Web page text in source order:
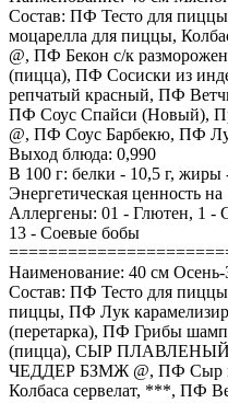
Состав: ПФ Тесто для
моцарелла для пиццы,
@, ПФ Бекон с/к
(пицца), ПФ Сосиски из
репчатый красный, ПФ
ПФ Соус Спайси (Новый),
@, ПФ Соус Барбекю, ПФ
Выход блюда: 0,990
В 100 г: белки - 10,5 г, жиры
Энергетическая ценность на
Аллергены: 01 - Глютен, 1 -
13 - Соевые бобы
Наименование: 40 см
Состав: ПФ Тесто для
пиццы, ПФ Лук
(перетарка), ПФ Грибы
(пицца), СЫР ПЛАВЛЕНЫЙ
ЧЕДДЕР БЗМЖ @, ПФ Сыр
Колбаса сервелат, ***, ПФ